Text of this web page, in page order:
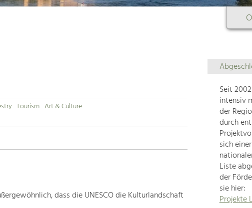
of
our
is
diverse.
Tourism Art & Culture
dass die UNESCO die Kulturlandschaft
Seit
intensiv
der
durch
sich
Liste
der
sie hier:
Projekte